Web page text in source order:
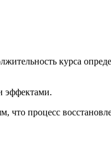
курса
эффектами.
что процесс